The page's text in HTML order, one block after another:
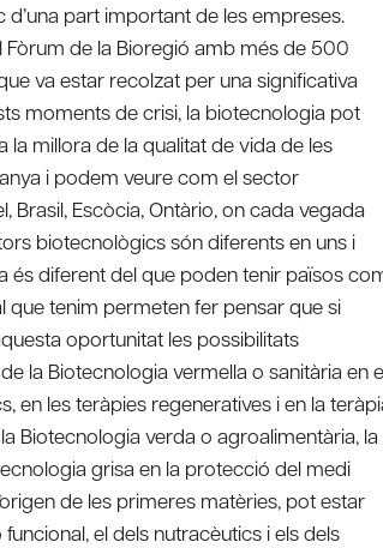
part important de les empreses.
Fòrum de la Bioregió amb més de 500
va estar recolzat per una significativa
moments de crisi, la biotecnologia pot
la millora de la qualitat de vida de les
i podem veure com el sector
Escòcia, Ontàrio, on cada vegada
biotecnològics són diferents en uns i
és diferent del que poden tenir països
que tenim permeten fer pensar que si
oportunitat les possibilitats
la Biotecnologia vermella o sanitària en
en les teràpies regeneratives i en la
Biotecnologia verda o agroalimentària, la
grisa en la protecció del medi
de les primeres matèries, pot estar
el dels nutracèutics i els dels